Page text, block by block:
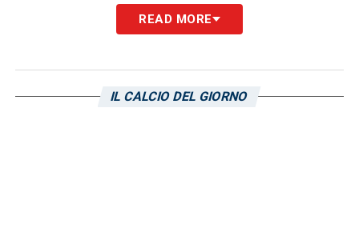
1. DE ANDRADE PINHEIRO RAFAEL
2. REGUFE ALVES BRUNO EDUARDO
READ MORE
IL CALCIO DEL GIORNO